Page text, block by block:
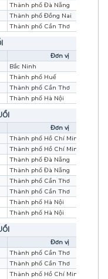
Thành phố Đà Nẵng
Thành phố Đồng Nai
Thành phố Cần Thơ
Đơn vị
Bắc Ninh
Thành phố Huế
Thành phố Cần Thơ
Thành phố Hà Nội
Đơn vị
Thành phố Hồ Chí Minh
Thành phố Hồ Chí Minh
Thành phố Đà Nẵng
Thành phố Đà Nẵng
Thành phố Cần Thơ
Thành phố Cần Thơ
Thành phố Hà Nội
Thành phố Hà Nội
Đơn vị
Thành phố Cần Thơ
Thành phố Cần Thơ
Thành phố Hồ Chí Minh